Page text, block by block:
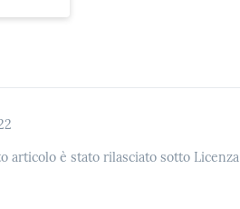
articolo è stato rilasciato sotto Licenza